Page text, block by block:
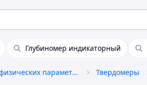
Глубиномер индикаторный
Измерители физических параметров Твердомеры